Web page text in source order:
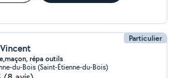
Particulier
répa outils
du-Bois (Saint-Étienne-du-Bois)